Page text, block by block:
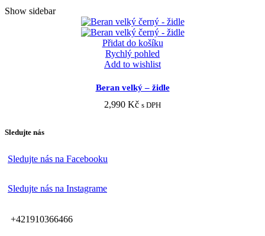
Show sidebar
Přidat do košíku
Rychlý pohled
Add to wishlist
Beran velký – židle
2,990 Kč s DPH
Sledujte nás
Sledujte nás na Facebooku
Sledujte nás na Instagrame
+421910366466